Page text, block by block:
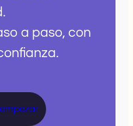
a paso, con